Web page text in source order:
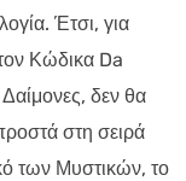
Έτσι, για
Κώδικα Da
δεν θα
στη σειρά
των Μυστικών, το